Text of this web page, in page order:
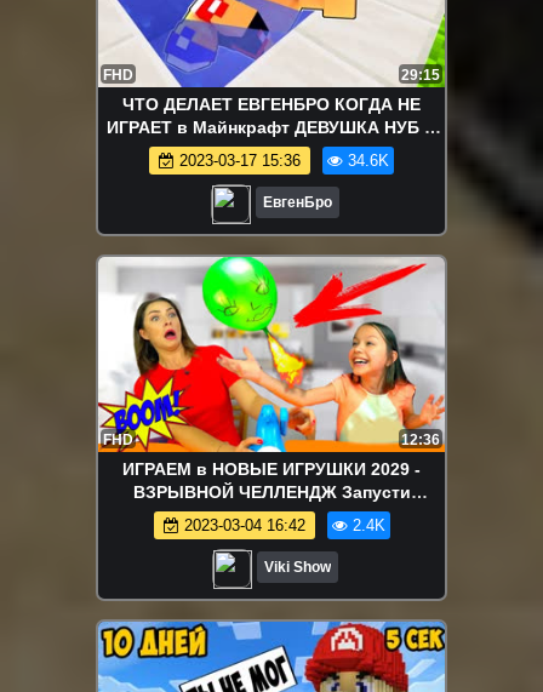
FHD 29:15
ЧТО ДЕЛАЕТ ЕВГЕНБРО КОГДА НЕ
ИГРАЕТ в Майнкрафт ДЕВУШКА НУБ И
ПРО ТРОЛЛИНГ MINECRAFT
2023-03-17 15:36 34.6K
ЕвгенБро
FHD 12:36
ИГРАЕМ в НОВЫЕ ИГРУШКИ 2029 -
ВЗРЫВНОЙ ЧЕЛЛЕНДЖ Запусти
ГОЛОВУ Buddy's Balloon Launch Game
Challenge Игра Для Детей / Вики Шоу
2023-03-04 16:42 2.4K
Viki Show